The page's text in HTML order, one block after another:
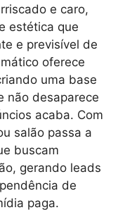
e caro,
estética que
e previsível de
oferece
uma base
não desaparece
acaba. Com
salão passa a
buscam
gerando leads
de
paga.